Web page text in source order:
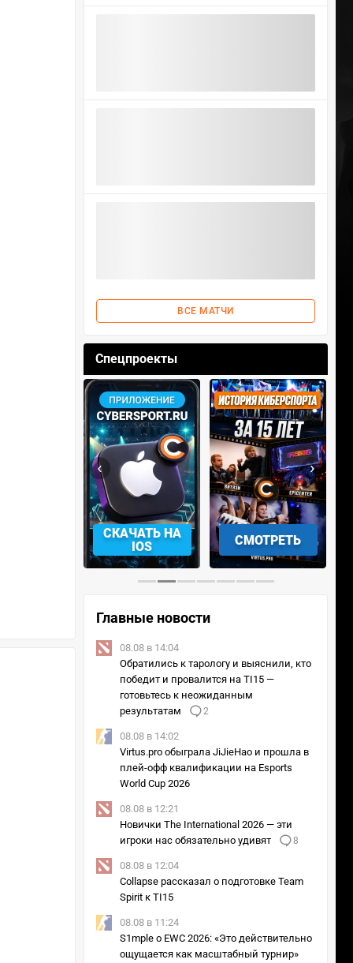
ВСЕ МАТЧИ
Спецпроекты
СКАЧАТЬ НА
IOS
СМОТРЕТЬ
‹ ›
Главные новости
08.08 в 14:04
Обратились к тарологу и выяснили, кто
победит и провалится на TI15 —
готовьтесь к неожиданным
результатам
2
08.08 в 14:02
Virtus.pro обыграла JiJieHao и прошла в
плей-офф квалификации на Esports
World Cup 2026
08.08 в 12:21
Новички The International 2026 — эти
игроки нас обязательно удивят
8
08.08 в 12:04
Collapse рассказал о подготовке Team
Spirit к TI15
08.08 в 11:24
S1mple о EWC 2026: «Это действительно
ощущается как масштабный турнир»